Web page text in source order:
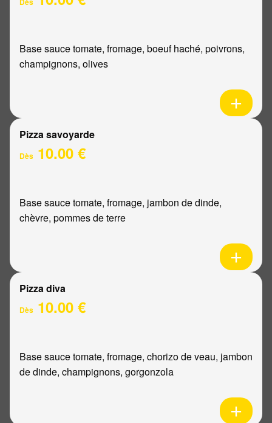
Base sauce tomate, fromage, boeuf haché, poivrons,
champignons, olives
Pizza savoyarde
Dès 10.00 €
Base sauce tomate, fromage, jambon de dinde,
chèvre, pommes de terre
Pizza diva
Dès 10.00 €
Base sauce tomate, fromage, chorizo de veau, jambon
de dinde, champignons, gorgonzola